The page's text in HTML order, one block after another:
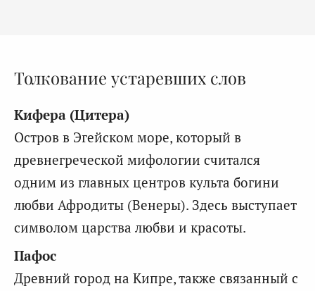
Толкование устаревших слов
Кифера (Цитера)
Остров в Эгейском море, который в
древнегреческой мифологии считался
одним из главных центров культа богини
любви Афродиты (Венеры). Здесь выступает
символом царства любви и красоты.
Пафос
Древний город на Кипре, также связанный с